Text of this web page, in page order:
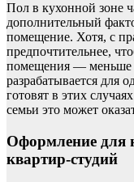
Пол в кухонной зоне
дополнительный
помещение. Хотя, с
предпочтительнее,
помещения — меньше
разрабатывается для
готовят в этих
семьи это может
Оформление для
квартир-студий